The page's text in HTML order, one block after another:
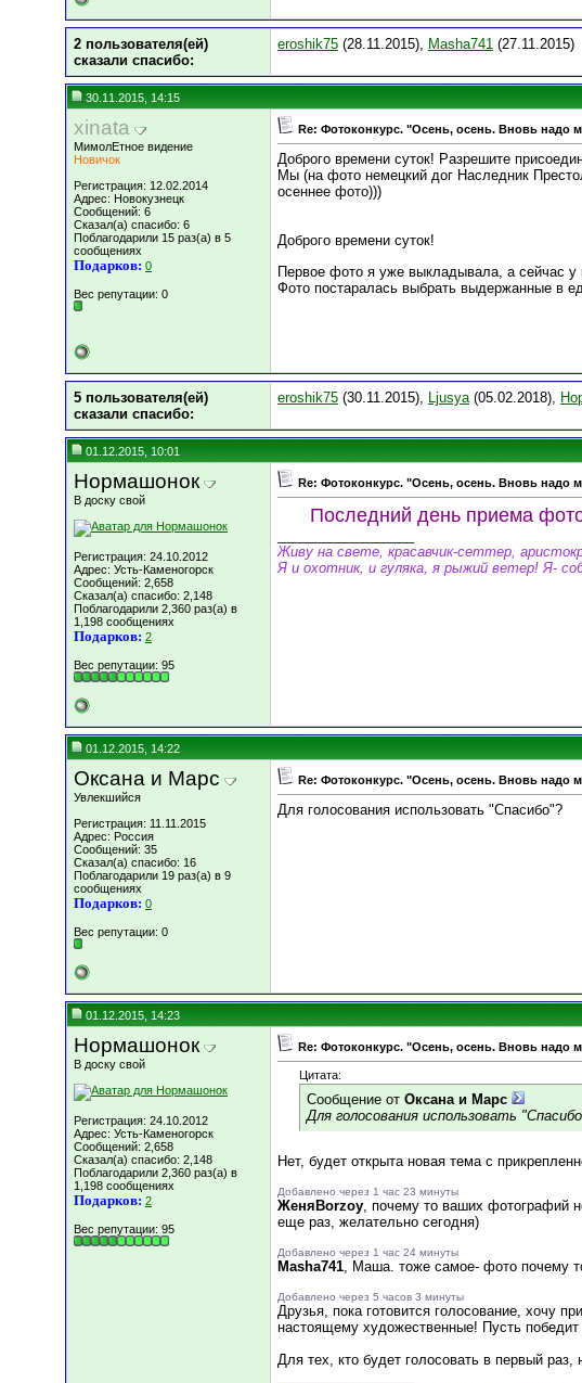
2 пользователя(ей)
сказали cпасибо:
eroshik75 (28.11.2015), Masha741 (27.11.2015)
30.11.2015, 14:15
xinata
МимолЕтное видение
Новичок
Регистрация: 12.02.2014
Адрес: Новокузнецк
Сообщений: 6
Сказал(а) спасибо: 6
Поблагодарили 15 раз(а) в 5
сообщениях
Подарков: 0
Вес репутации: 0
Re: Фотоконкурс. "Осень, осень. Вновь надо
Доброго времени суток! Разрешите
Мы (на фото немецкий дог Наследник
осеннее фото)))
Доброго времени суток!
Первое фото я уже выкладывала, а сейчас у
Фото постаралась выбрать выдержанные в
5 пользователя(ей)
сказали cпасибо:
eroshik75 (30.11.2015), Ljusya(05.02.2018),
01.12.2015, 10:01
Нормашонок
В доску свой
Регистрация: 24.10.2012
Адрес: Усть-Каменогорск
Сообщений: 2,658
Сказал(а) спасибо: 2,148
Поблагодарили 2,360 раз(а) в
1,198 сообщениях
Подарков: 2
Вес репутации: 95
Re: Фотоконкурс. "Осень, осень. Вновь надо
Последний день приема
Живу на свете, красавчик-сеттер,
Я и охотник, и гуляка, я рыжий ветер! Я-
01.12.2015, 14:22
Оксана и Марс
Увлекшийся
Регистрация: 11.11.2015
Адрес: Россия
Сообщений: 35
Сказал(а) спасибо: 16
Поблагодарили 19 раз(а) в 9
сообщениях
Подарков: 0
Вес репутации: 0
Re: Фотоконкурс. "Осень, осень. Вновь надо
Для голосования использовать "Спасибо"?
01.12.2015, 14:23
Нормашонок
В доску свой
Регистрация: 24.10.2012
Адрес: Усть-Каменогорск
Сообщений: 2,658
Сказал(а) спасибо: 2,148
Поблагодарили 2,360 раз(а) в
1,198 сообщениях
Подарков: 2
Вес репутации: 95
Re: Фотоконкурс. "Осень, осень. Вновь надо
Цитата:
Сообщение от Оксана и Марс
Для голосования использовать
Нет, будет открыта новая тема с
Добавлено через 1 час 23 минуты
ЖеняBorzoy, почему то ваших фотографий
еще раз, желательно сегодня)
Добавлено через 1 час 24 минуты
Masha741, Маша. тоже самое- фото почему
Добавлено через 5 часов 3 минуты
Друзья, пока готовится голосование, хочу
настоящему художественные! Пусть победит
Для тех, кто будет голосовать в первый